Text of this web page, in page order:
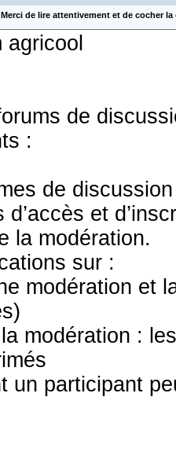
Merci de lire attentivement et de cocher